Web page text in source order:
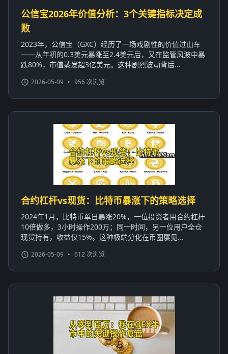
公信宝2026年价值分析：3个关键指标决定成
败
2023年，公信宝（GXC）经历了一场戏剧性的价值过山车
——从年初的0.3美元暴涨至2.4美元后，又在监管风波中暴
跌80%，市值蒸发超3亿美元。这种剧烈波动背后...
2026-05-09 • 956 次浏览
合约杠杆vs现货：比特币暴涨下的策略选择
2024年1月，比特币单日暴涨20%，一位投资者用合约杠杆
10倍做多，3小时操作200万；同一时间，另一位用户全仓
现货持有，收益仅15%。这种极端分化在币圈屡见...
2026-05-09 • 612 次浏览